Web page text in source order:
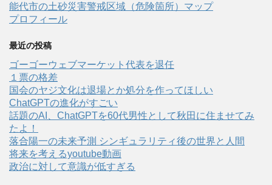
能代市の土砂災害警戒区域（危険箇所）マップ
プロフィール
最近の投稿
ゴーゴーウェブマーケット代表を退任
１票の格差
国会のヤジ文化は退場とか処分を作ってほしい
ChatGPTの進化がすごい
話題のAI、ChatGPTを60代男性として秋田に住ませてみ
たよ！
落合陽一の未来予測 シンギュラリティ後の世界と人間
将来を考えるyoutube動画
政治に対して意識が低すぎる